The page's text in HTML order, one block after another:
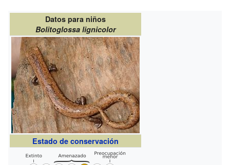
Datos para niños
Bolitoglossa lignicolor
Estado de conservación